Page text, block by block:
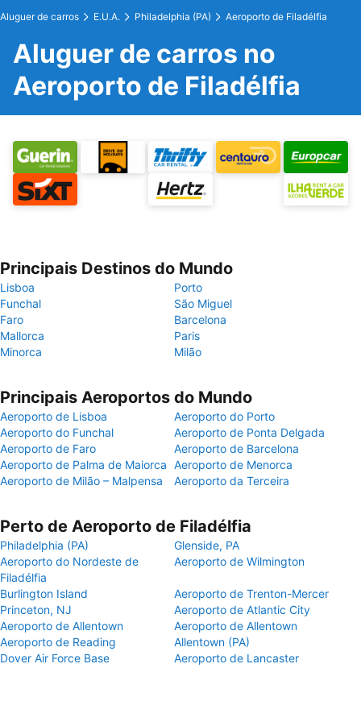
Aluguer de carros E.U.A. Philadelphia (PA) Aeroporto de Filadélfia
Aluguer de carros no
Aeroporto de Filadélfia
Principais Destinos do Mundo
Lisboa
Porto
Funchal
São Miguel
Faro
Barcelona
Mallorca
Paris
Minorca
Milão
Principais Aeroportos do Mundo
Aeroporto de Lisboa
Aeroporto do Porto
Aeroporto do Funchal
Aeroporto de Ponta Delgada
Aeroporto de Faro
Aeroporto de Barcelona
Aeroporto de Palma de Maiorca Aeroporto de Menorca
Aeroporto de Milão – Malpensa
Aeroporto da Terceira
Perto de Aeroporto de Filadélfia
Philadelphia (PA)
Glenside, PA
Aeroporto do Nordeste de
Filadélfia
Aeroporto de Wilmington
Burlington Island
Aeroporto de Trenton-Mercer
Princeton, NJ
Aeroporto de Atlantic City
Aeroporto de Allentown
Aeroporto de Allentown
Aeroporto de Reading
Allentown (PA)
Dover Air Force Base
Aeroporto de Lancaster